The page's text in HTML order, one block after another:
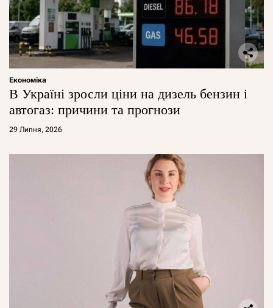
Економіка
В Україні зросли ціни на дизель бензин і
автогаз: причини та прогнози
29 Липня, 2026